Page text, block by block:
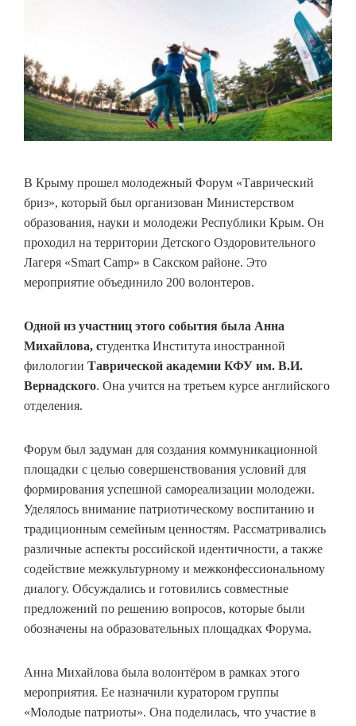
В Крыму прошел молодежный Форум «Таврический
бриз», который был организован Министерством
образования, науки и молодежи Республики Крым. Он
проходил на территории Детского Оздоровительного
Лагеря «Smart Camp» в Сакском районе. Это
мероприятие объединило 200 волонтеров.
Одной из участниц этого события была Анна
Михайлова, студентка Института иностранной
филологии Таврической академии КФУ им. В.И.
Вернадского. Она учится на третьем курсе английского
отделения.
Форум был задуман для создания коммуникационной
площадки с целью совершенствования условий для
формирования успешной самореализации молодежи.
Уделялось внимание патриотическому воспитанию и
традиционным семейным ценностям. Рассматривались
различные аспекты российской идентичности, а также
содействие межкультурному и межконфессиональному
диалогу. Обсуждались и готовились совместные
предложений по решению вопросов, которые были
обозначены на образовательных площадках Форума.
Анна Михайлова была волонтёром в рамках этого
мероприятия. Ее назначили куратором группы
«Молодые патриоты». Она поделилась, что участие в